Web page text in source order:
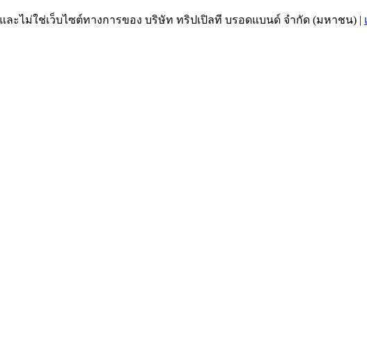
ะไม่ใช่เว็บไซต์ทางการของ บริษัท ทริปเปิลที บรอดแบนด์ จำกัด (มหาชน) |